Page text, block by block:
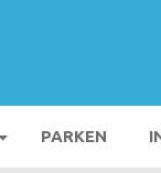
PARKEN